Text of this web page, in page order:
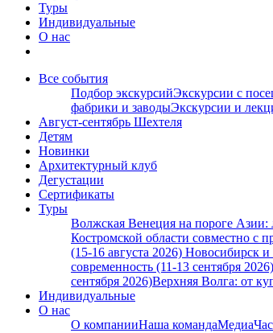
Туры
Индивидуальные
О нас
Все события
Подбор экскурсийЭкскурсии с
фабрики и заводыЭкскурсии и
Август-сентябрь Шехтеля
Детям
Новинки
Архитектурный клуб
Дегустации
Сертификаты
Туры
Волжская Венеция на пороге Азии:
Костромской области совместно с
(15-16 августа 2026) Новосибирск и
современность (11-13 сентября 2026)
сентября 2026)Верхняя Волга: от
Индивидуальные
О нас
О компанииНаша командаМедиа